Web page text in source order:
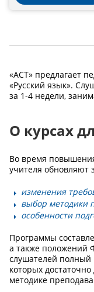
«АСТ» предлагает
«Русский язык».
за 1-4 недели,
О курсах
Во время
учителя обновляют
изменения
выбор методики
особенности
Программы
а также положений
слушателей полный
которых
методике